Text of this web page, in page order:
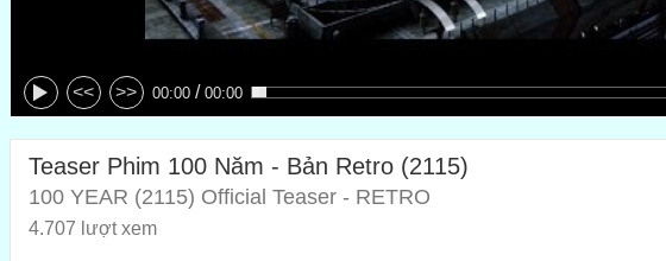
<< >> 00:00 / 00:00
Teaser Phim 100 Năm - Bản Retro (2115)
100 YEAR (2115) Official Teaser - RETRO
4.707 lượt xem